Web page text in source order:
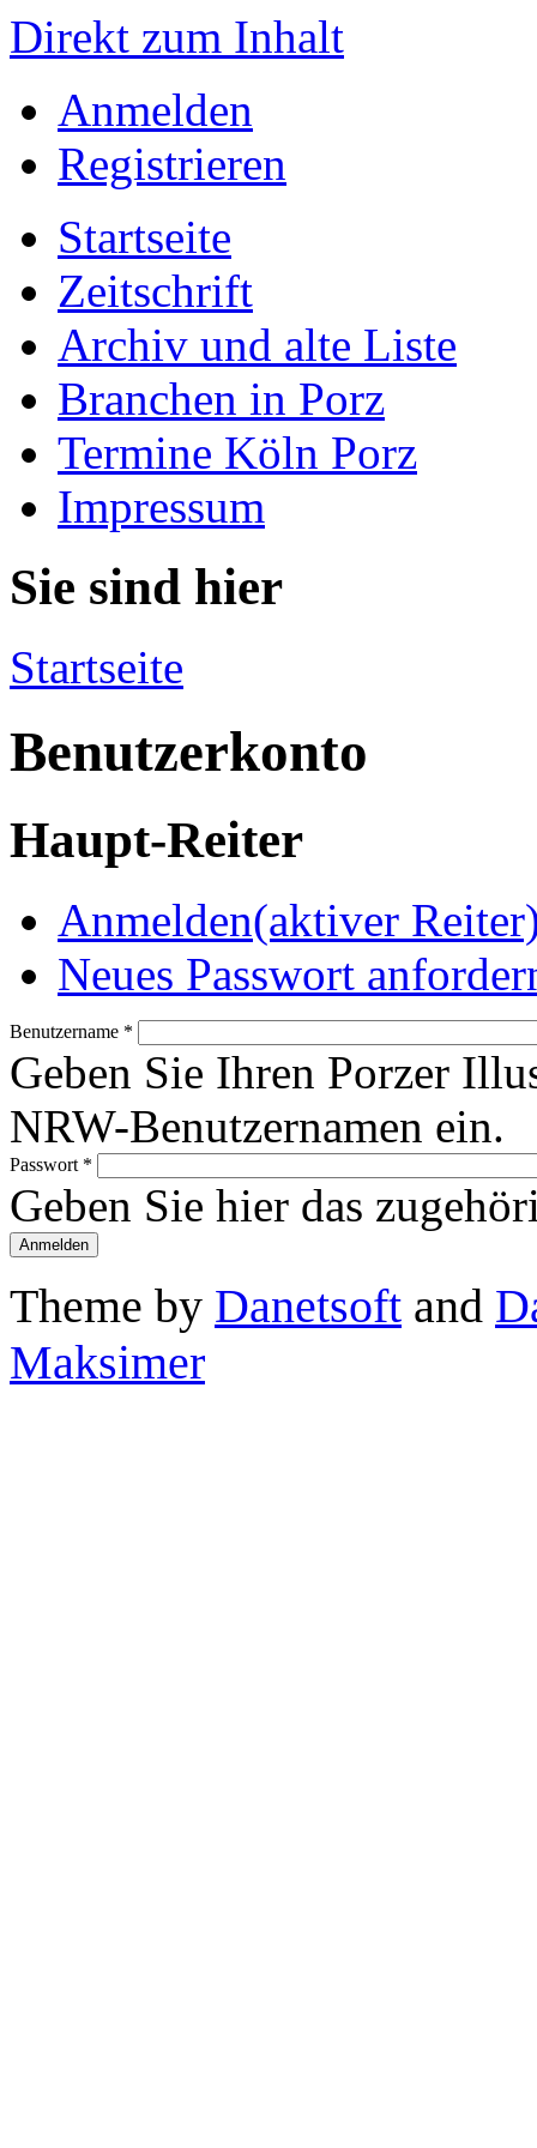
Direkt zum Inhalt
Anmelden
Registrieren
Startseite
Zeitschrift
Archiv und alte Liste
Branchen in Porz
Termine Köln Porz
Impressum
Sie sind hier
Startseite
Benutzerkonto
Haupt-Reiter
Anmelden(aktiver
Neues Passwort
Benutzername *
Geben Sie Ihren Porzer
NRW-Benutzernamen ein.
Passwort *
Geben Sie hier das
Theme by Danetsoft and
Maksimer